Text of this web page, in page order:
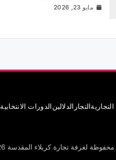
مايو 23, 2026
التجار الدلالينالدورات الانتخابية
لغرفة تجارة كربلاء المقدسة 2026.